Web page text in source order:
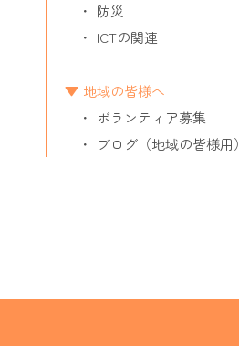
防災
ICTの関連
地域の皆様へ
ボランティア募集
ブログ（地域の皆様用）